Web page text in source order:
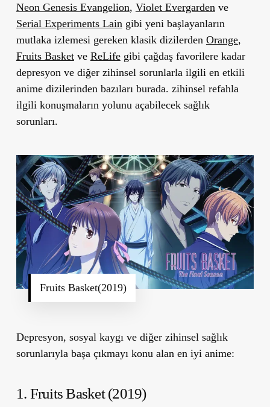
Neon Genesis Evangelion, Violet Evergarden ve
Serial Experiments Lain gibi yeni başlayanların
mutlaka izlemesi gereken klasik dizilerden Orange,
Fruits Basketve ReLifegibi çağdaş favorilere kadar
depresyon ve diğer zihinsel sorunlarla ilgili en etkili
anime dizilerinden bazıları burada. zihinsel refahla
ilgili konuşmaların yolunu açabilecek sağlık
sorunları.
Fruits Basket(2019)
Depresyon, sosyal kaygı ve diğer zihinsel sağlık
sorunlarıyla başa çıkmayı konu alan en iyi anime:
1. Fruits Basket (2019)